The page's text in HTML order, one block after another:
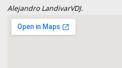
Alejandro LandivarVDJ.